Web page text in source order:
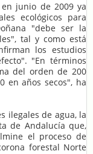
junio de 2009 ya
ecológicos para
"debe ser la
tal y como está
los estudios
"En términos
del orden de 200
en años secos", ha
ilegales de agua, la
de Andalucía que,
el proceso de
forestal Norte